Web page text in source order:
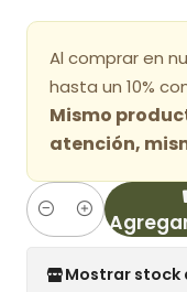
Al comprar en
hasta un 10%
Mismo
atención,
Cantidad
Mostrar stock